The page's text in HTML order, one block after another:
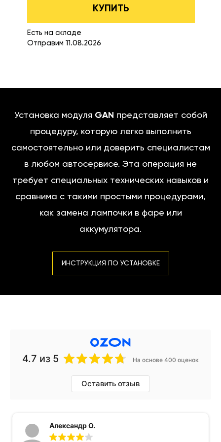
КУПИТЬ
Есть на складе
Отправим 11.08.2026
Установка модуля GAN представляет собой
процедуру, которую легко выполнить
самостоятельно или доверить специалистам
в любом автосервисе. Эта операция не
требует специальных технических навыков и
сравнима с такими простыми процедурами,
как замена лампочки в фаре или
аккумулятора.
ИНСТРУКЦИЯ ПО УСТАНОВКЕ
4.7 из 5 На основе 400 оценок
Оставить отзыв
Александр О.